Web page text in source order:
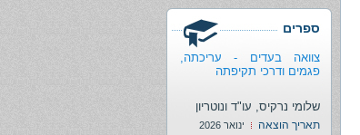
ספרים
צוואה בעדים - עריכתה,
פגמים ודרכי תקיפתה
שלומי נרקיס, עו"ד ונוטריון
תאריך הוצאה ינואר 2026